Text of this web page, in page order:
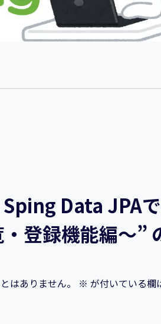
Data JPA
登録機能編～”
はありません。 ※ が付いている欄